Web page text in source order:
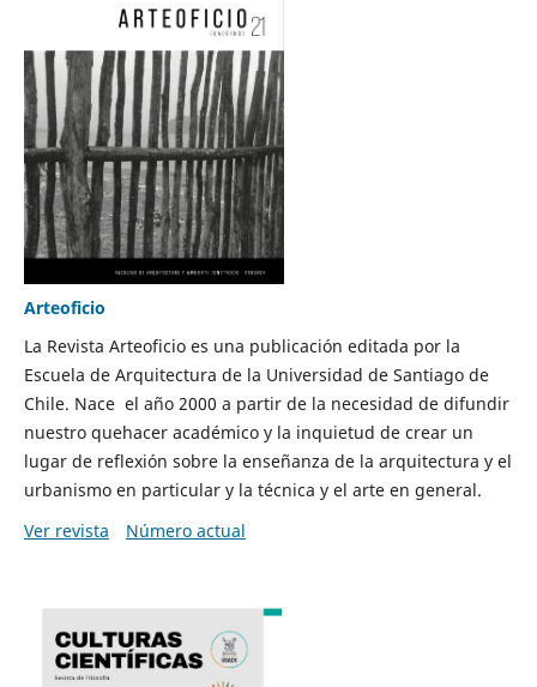
Arteoficio
La Revista Arteoficio es una publicación editada por la
Escuela de Arquitectura de la Universidad de Santiago de
Chile. Nace el año 2000 a partir de la necesidad de difundir
nuestro quehacer académico y la inquietud de crear un
lugar de reflexión sobre la enseñanza de la arquitectura y el
urbanismo en particular y la técnica y el arte en general.
Ver revista
Número actual